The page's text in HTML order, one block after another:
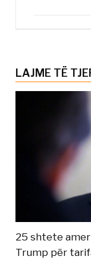
LAJME TË
25 shtete
Trump për